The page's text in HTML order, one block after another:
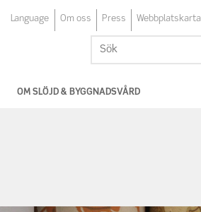
Language Om oss Press Webbplatskarta
Sök
OM SLÖJD & BYGGNADSVÅRD